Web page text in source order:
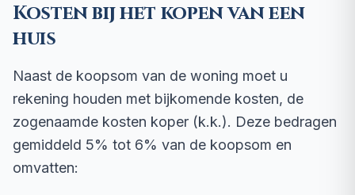
Kosten bij het kopen van een
huis
Naast de koopsom van de woning moet u
rekening houden met bijkomende kosten, de
zogenaamde kosten koper (k.k.). Deze bedragen
gemiddeld 5% tot 6% van de koopsom en
omvatten: